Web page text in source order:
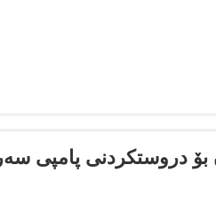
بۆ دروستکردنی پامپی